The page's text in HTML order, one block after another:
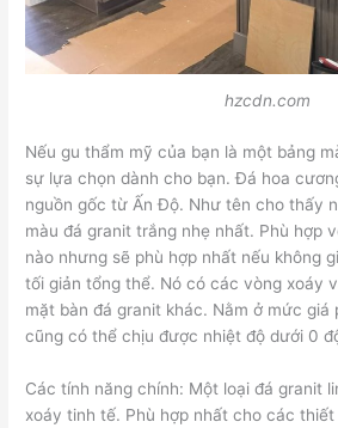
hzcdn.com
Nếu gu thẩm mỹ của bạn là một bảng
sự lựa chọn dành cho bạn. Đá hoa
nguồn gốc từ Ấn Độ. Như tên cho thấy
màu đá granit trắng nhẹ nhất. Phù hợp
nào nhưng sẽ phù hợp nhất nếu không
tối giản tổng thể. Nó có các vòng xoáy
mặt bàn đá granit khác. Nằm ở mức giá
cũng có thể chịu được nhiệt độ dưới 0
Các tính năng chính: Một loại đá granit
xoáy tinh tế. Phù hợp nhất cho các thiết